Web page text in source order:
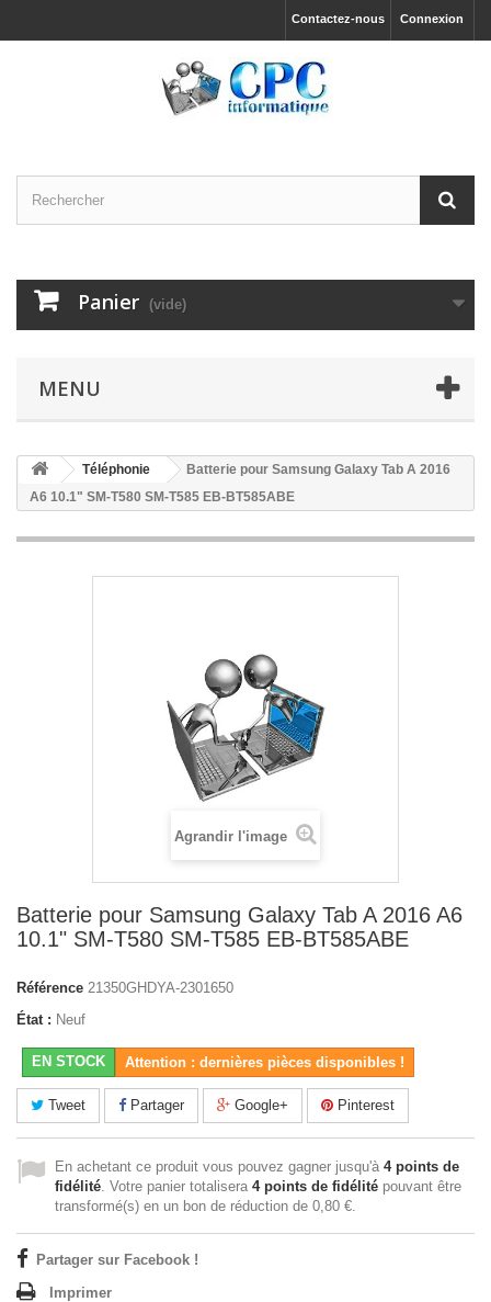
Connexion
Contactez-nous
Panier (vide)
MENU
Téléphonie
Batterie pour Samsung Galaxy Tab A 2016
A6 10.1" SM-T580 SM-T585 EB-BT585ABE
Agrandir l'image
Batterie pour Samsung Galaxy Tab A 2016 A6
10.1" SM-T580 SM-T585 EB-BT585ABE
Référence 21350GHDYA-2301650
État : Neuf
EN STOCK Attention : dernières pièces disponibles !
Tweet Partager Google+ Pinterest
En achetant ce produit vous pouvez gagner jusqu'à 4points de
fidélité. Votre panier totalisera 4points de fidélité pouvant être
transformé(s) en un bon de réduction de 0,80 €.
Partager sur Facebook !
Imprimer